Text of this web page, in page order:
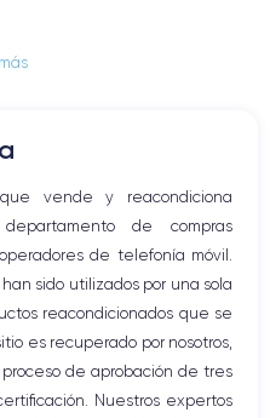
vende y reacondiciona
de compras
de telefonía móvil.
sido utilizados por una sola
reacondicionados que se
es recuperado por nosotros,
de aprobación de tres
Nuestros expertos